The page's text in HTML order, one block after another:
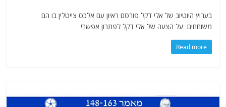
בערוץ היוטיוב של אלי דקל פורסם ראיון עם אלכס צייטלין בו הם
משוחחים על הצעה של אלי דקל לפתרון אפשרי
Read more